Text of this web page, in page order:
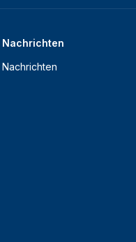
Nachrichten
Nachrichten